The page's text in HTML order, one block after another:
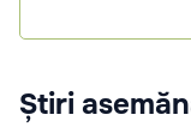
Știri